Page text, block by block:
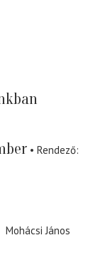
Rendező
Mohácsi János